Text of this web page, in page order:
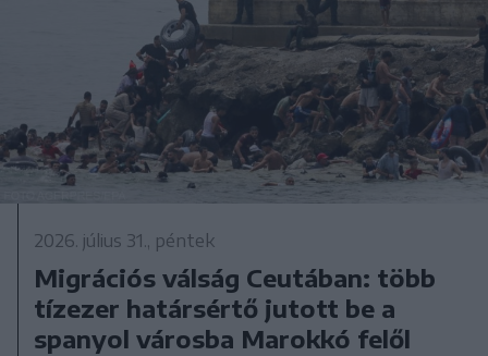
2026. július 31., péntek
Migrációs válság Ceutában: több
tízezer határsértő jutott be a
spanyol városba Marokkó felől